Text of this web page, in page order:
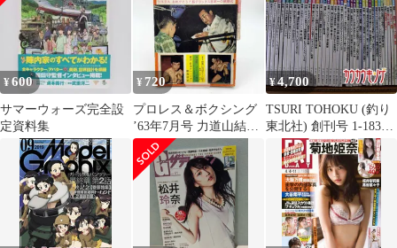
ティボーイの全て。]中
古雑誌■d8554-20001-J-
01-3
¥600
サマーウォーズ完全設
定資料集
¥ 720
プロレス＆ボクシング
’63年7月号 力道山結婚
式
¥4,700
TSURI TOHOKU (釣り
東北社) 創刊号 1-183号
1984-2005 大量 セット